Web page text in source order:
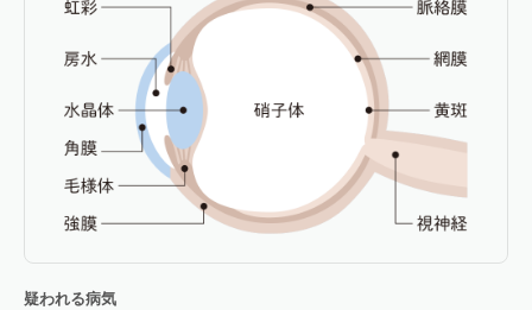
疑われる病気